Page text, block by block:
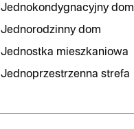
Jednokondygnacyjny dom
Jednorodzinny dom
Jednostka mieszkaniowa
Jednoprzestrzenna strefa